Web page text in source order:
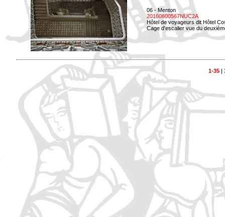
06 - Menton
20160600567NUC2A
Hôtel de voyageurs dit Hôtel
Cage d'escalier vue du
1-35|